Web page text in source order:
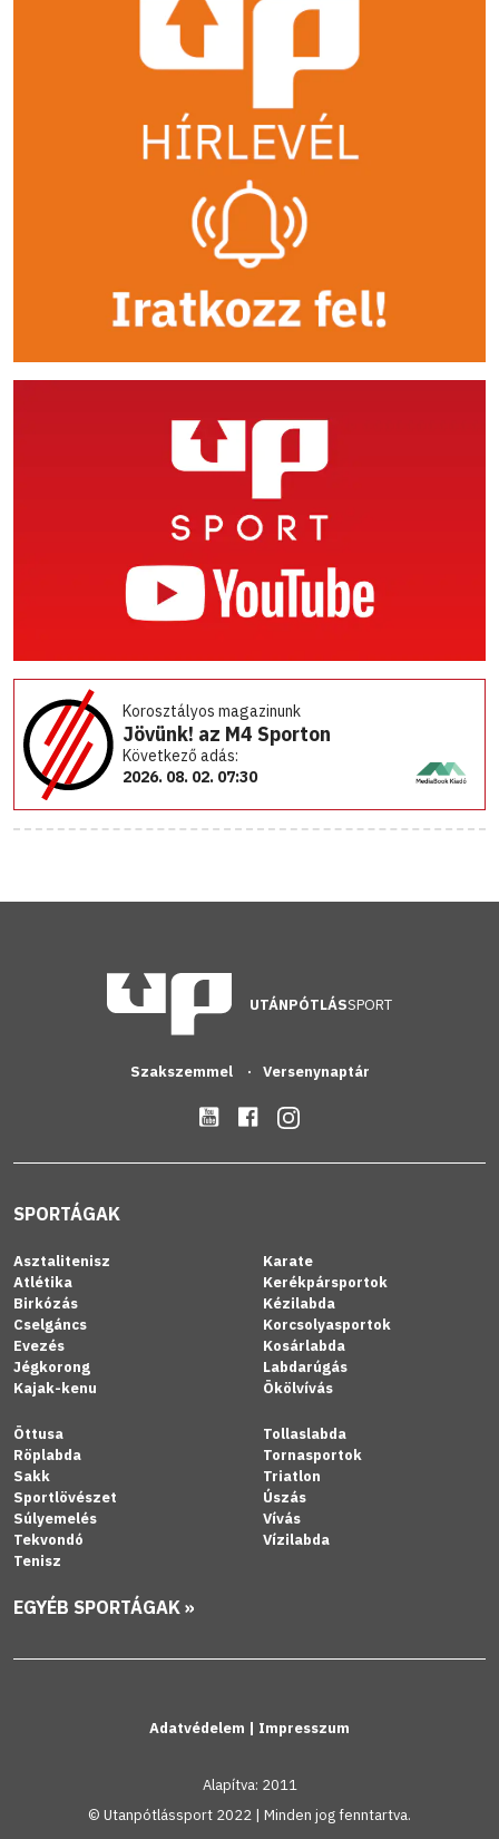
Korosztályos magazinunk
Jövünk! az M4 Sporton
Következő adás:
2026. 08. 02. 07:30
UTÁNPÓTLÁSSPORT
Szakszemmel Versenynaptár
SPORTÁGAK
Asztalitenisz
Atlétika
Birkózás
Cselgáncs
Evezés
Jégkorong
Kajak-kenu
Karate
Kerékpársportok
Kézilabda
Korcsolyasportok
Kosárlabda
Labdarúgás
Ökölvívás
Öttusa
Röplabda
Sakk
Sportlövészet
Súlyemelés
Tekvondó
Tenisz
Tollaslabda
Tornasportok
Triatlon
Úszás
Vívás
Vízilabda
EGYÉB SPORTÁGAK »
Adatvédelem | Impresszum
Alapítva: 2011
© Utanpótlássport 2022 | Minden jog fenntartva.